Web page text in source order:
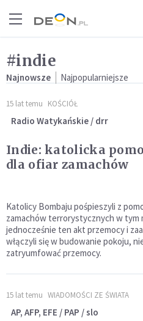
#indie
Najnowsze Najpopularniejsze
15 lat temu KOŚCIÓŁ
Radio Watykańskie / drr
Indie: katolicka
dla ofiar zamachów
Katolicy Bombaju pośpieszyli z
zamachów terrorystycznych w tym
jednocześnie ten akt przemocy i
włączyli się w budowanie pokoju,
zatryumfować przemocy.
15 lat temu WIADOMOŚCI ZE ŚWIATA
AP, AFP, EFE / PAP / slo